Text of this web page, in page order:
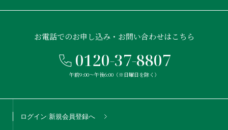
お電話でのお申し込み・お問い合わせはこちら
0120-37-8807
午前9:00〜午後6:00（※日曜日を除く）
ログイン/新規会員登録へ